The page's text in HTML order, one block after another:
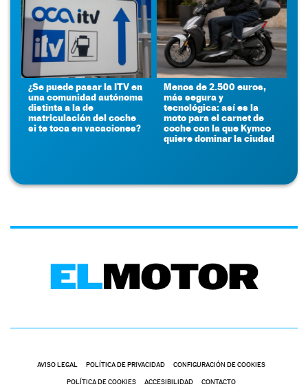
¿Se puede pasar la ITV en
una comunidad autónoma
distinta a la de
matriculación del coche
si te toca en vacaciones?
Menos de 2.500 euros,
más segura y
tecnológica: así es la
moto para el carnet de
coche con la que Kymco
quiere dominar la ciudad
AVISO LEGAL POLÍTICA DE PRIVACIDAD CONFIGURACIÓN DE COOKIES
POLÍTICA DE COOKIES ACCESIBILIDAD CONTACTO